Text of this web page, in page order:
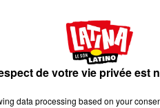
les besoins d'un spot
son talent. Aujourd'hui âgé de
la peau. En effet,
de votre vie privée est
data processing based on your